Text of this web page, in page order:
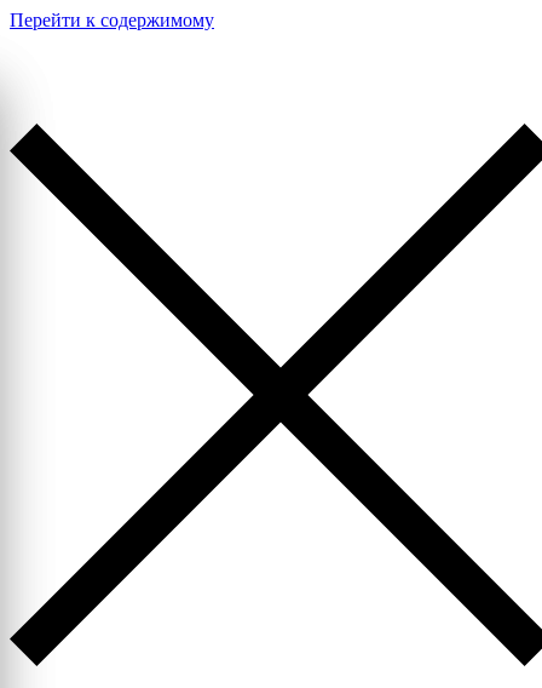
Перейти к содержимому